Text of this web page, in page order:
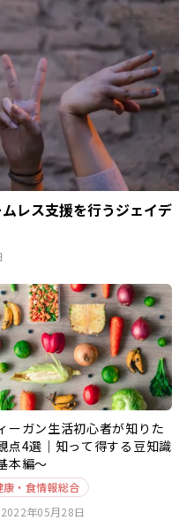
レス支援を行うジェイデ
ーガン生活初心者が知りた
点4選｜知って得する豆知識
本編～
康・食情報総合
2022年05月28日